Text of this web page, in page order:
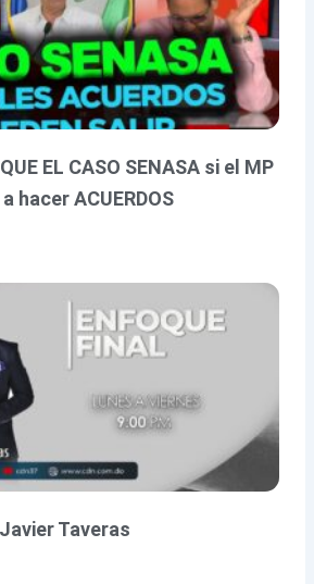
EL CASO SENASA si el MP
hacer ACUERDOS
Taveras